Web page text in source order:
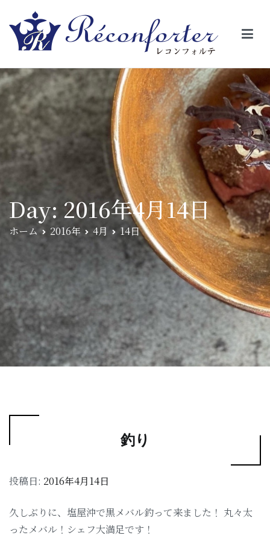
【レコンフォルテ】吹田・千里山/フレンチ（フラ
ンス料理）
絵の様に見える。そんな空間で、ゆっくり素材そのものの旨さを閉
じ込めたフレンチを・・・・・。
Day: 2016年4月14日
ホーム 2016年 4月 14日
釣り
投稿日: 2016年4月14日
久しぶりに、塩屋沖で黒メバル釣って来ました！ 丸々太
ったメバル！シェフ大満足です！